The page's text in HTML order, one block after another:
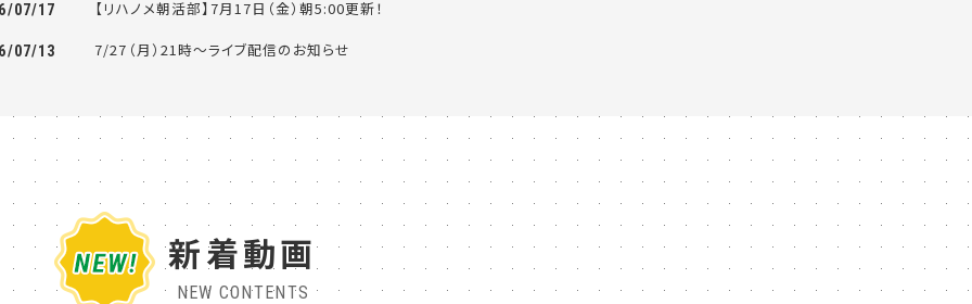
07/17 【リハノメ朝活部】7月17日（金）朝5:00更新！
07/13 7/27（月）21時～ライブ配信のお知らせ
新着動画
NEW CONTENTS